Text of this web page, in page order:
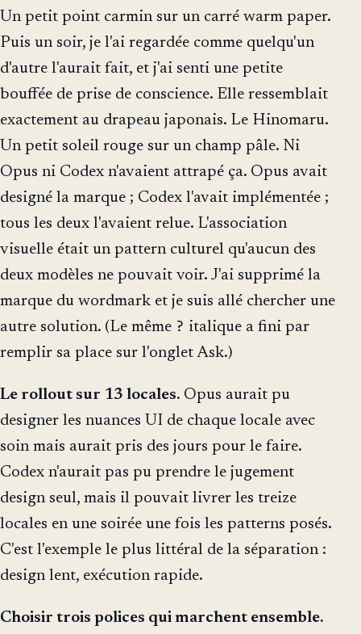
Un petit point carmin sur un carré warm paper.
Puis un soir, je l'ai regardée comme quelqu'un
d'autre l'aurait fait, et j'ai senti une petite
bouffée de prise de conscience. Elle ressemblait
exactement au drapeau japonais. Le Hinomaru.
Un petit soleil rouge sur un champ pâle. Ni
Opus ni Codex n'avaient attrapé ça. Opus avait
designé la marque ; Codex l'avait implémentée ;
tous les deux l'avaient relue. L'association
visuelle était un pattern culturel qu'aucun des
deux modèles ne pouvait voir. J'ai supprimé la
marque du wordmark et je suis allé chercher une
autre solution. (Le même ? italique a fini par
remplir sa place sur l'onglet Ask.)
Le rollout sur 13 locales. Opus aurait pu
designer les nuances UI de chaque locale avec
soin mais aurait pris des jours pour le faire.
Codex n'aurait pas pu prendre le jugement
design seul, mais il pouvait livrer les treize
locales en une soirée une fois les patterns posés.
C'est l'exemple le plus littéral de la séparation :
design lent, exécution rapide.
Choisir trois polices qui marchent ensemble.